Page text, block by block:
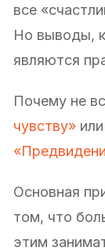
все
Но выводы,
являются
Почему не
чувству»
Основная
том, что
этим